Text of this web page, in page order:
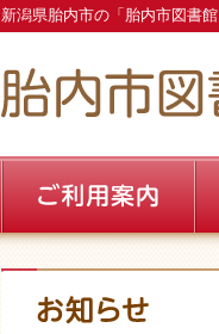
新潟県胎内市の「胎内市図書